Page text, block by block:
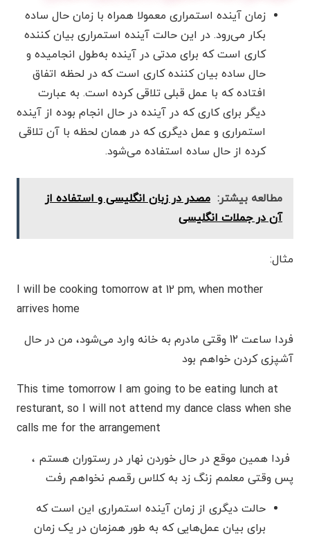
زمان آینده استمراری معمولا همراه با زمان حال ساده
بکار می‌رود. در این حالت آینده استمراری بیان کننده
کاری است که برای مدتی در آینده به‌طول انجامیده و
حال ساده بیان کننده کاری است که در لحظه اتفاق
افتاده که با عمل قبلی تلاقی کرده است. به عبارت
دیگر برای کاری که در آینده در حال انجام بوده از آینده
استمراری و عمل دیگری که در همان لحظه با آن تلاقی
کرده از حال ساده استفاده می‌شود.
مطالعه بیشتر: مصدر در زبان انگلیسی و استفاده از
آن در جملات انگلیسی
مثال:
I will be cooking tomorrow at 12 pm, when mother
arrives home
فردا ساعت 12 وقتی مادرم به خانه وارد می‌شود، من در حال
آشپزی کردن خواهم بود
This time tomorrow I am going to be eating lunch at
resturant, so I will not attend my dance class when she
calls me for the arrangement
فردا همین موقع در حال خوردن نهار در رستوران هستم ،
پس وقتی معلمم زنگ زد به کلاس رقصم نخواهم رفت
حالت دیگری از زمان آینده استمراری این است که
برای بیان عمل‌هایی که به طور همزمان در یک زمان